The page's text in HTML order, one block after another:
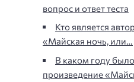
вопрос и ответ теста
Кто является
«Майская ночь, или…
В каком году
произведение